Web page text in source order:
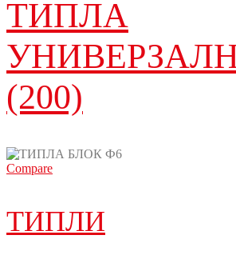
ТИПЛА
(200)
Compare
ТИПЛИ